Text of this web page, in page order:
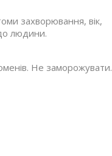
захворювання, вік,
людини.
Не заморожувати.